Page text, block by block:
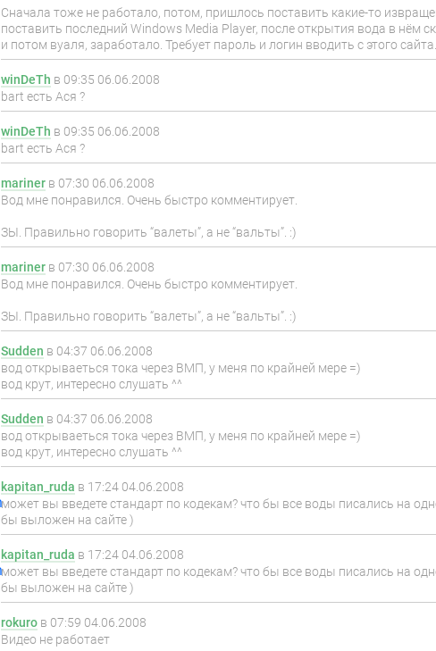
Сначала тоже не работало, потом, пришлось поставить какие-то
поставить последний Windows Media Player, после открытия вода в нём
и потом вуаля, заработало. Требует пароль и логин вводить с этого сайта.
winDeTh в 09:35 06.06.2008
bart есть Ася ?
winDeTh в 09:35 06.06.2008
bart есть Ася ?
mariner в 07:30 06.06.2008
Вод мне понравился. Очень быстро комментирует.
ЗЫ. Правильно говорить “валеты”, а не “вальты”. :)
mariner в 07:30 06.06.2008
Вод мне понравился. Очень быстро комментирует.
ЗЫ. Правильно говорить “валеты”, а не “вальты”. :)
Sudden в 04:37 06.06.2008
вод открываеться тока через ВМП, у меня по крайней мере =)
вод крут, интересно слушать ^^
Sudden в 04:37 06.06.2008
вод открываеться тока через ВМП, у меня по крайней мере =)
вод крут, интересно слушать ^^
kapitan_ruda в 17:24 04.06.2008
может вы введете стандарт по кодекам? что бы все воды писались на
бы выложен на сайте )
kapitan_ruda в 17:24 04.06.2008
может вы введете стандарт по кодекам? что бы все воды писались на
бы выложен на сайте )
rokuro в 07:59 04.06.2008
Видео не работает